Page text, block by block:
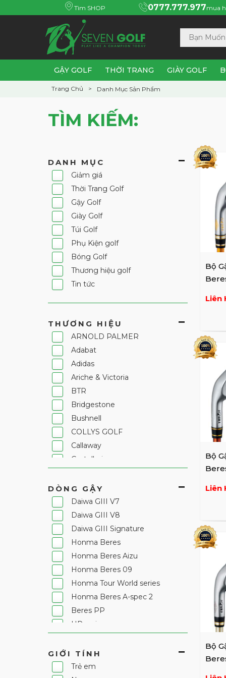
Tìm SHOP 0777.777.977mua
GẬY GOLF THỜI TRANG GIÀY GOLF
Trang Chủ Danh Mục Sản Phẩm
TÌM KIẾM:
DANH MỤC
Giảm giá
Thời Trang Golf
Gậy Golf
Giày Golf
Túi Golf
Phụ Kiện golf
Bóng Golf
Thương hiệu golf
Tin tức
THƯƠNG HIỆU
ARNOLD PALMER
Adabat
Adidas
Ariche & Victoria
BTR
Bridgestone
Bushnell
COLLYS GOLF
Callaway
Castelbajac
Cleveland
Cobra
DISNEY
Daiwa GIII
Daiya
Duvik
Ecco
Elle golf
Epon
FIGARO SPORTS
Fantom
FootJoy
Fourteen
DÒNG GẬY
Daiwa GIII V7
Daiwa GIII V8
Daiwa GIII Signature
Honma Beres
Honma Beres Aizu
Honma Beres 09
Honma Tour World series
Honma Beres A-spec 2
Beres PP
HP series
GIỚI TÍNH
Trẻ em
Bộ
Liên
Bộ
Liên
Bộ